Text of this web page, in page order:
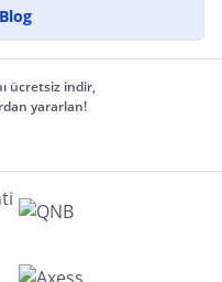
ücretsiz indir,
yararlan!